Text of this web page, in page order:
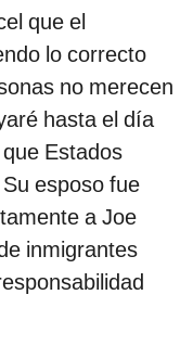
que el
lo correcto
no merecen
hasta el día
Estados
esposo fue
a Joe
inmigrantes